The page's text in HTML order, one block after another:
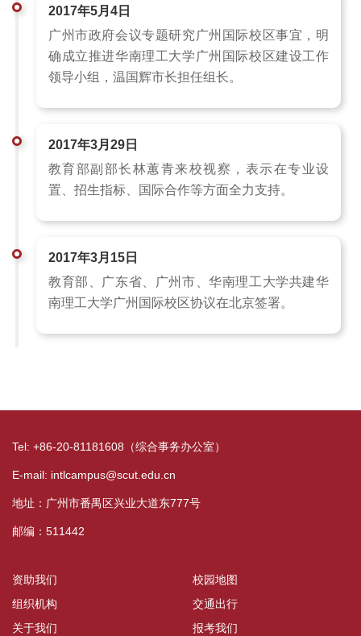
2017年5月4日
广州市政府会议专题研究广州国际校区事宜，明
确成立推进华南理工大学广州国际校区建设工作
领导小组，温国辉市长担任组长。
2017年3月29日
教育部副部长林蕙青来校视察，表示在专业设
置、招生指标、国际合作等方面全力支持。
2017年3月15日
教育部、广东省、广州市、华南理工大学共建华
南理工大学广州国际校区协议在北京签署。
Tel: +86-20-81181608（综合事务办公室）
E-mail: intlcampus@scut.edu.cn
地址：广州市番禺区兴业大道东777号
邮编：511442
资助我们
组织机构
关于我们
校园地图
交通出行
报考我们